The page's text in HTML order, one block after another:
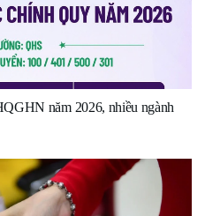
năm 2026, nhiều ngành